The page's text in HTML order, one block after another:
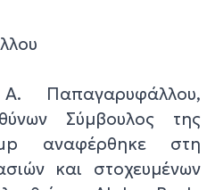
Σύμβουλος της
αναφέρθηκε στη
και στοχευμένων